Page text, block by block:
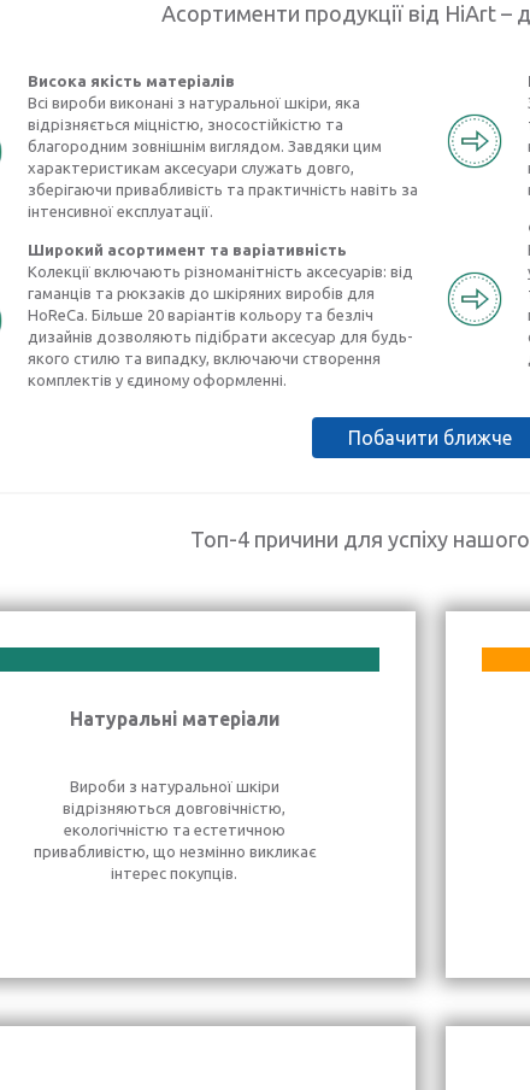
Асортименти продукції від HiArt –
Висока якість матеріалів
Всі вироби виконані з натуральної шкіри, яка
відрізняється міцністю, зносостійкістю та
благородним зовнішнім виглядом. Завдяки цим
характеристикам аксесуари служать довго,
зберігаючи привабливість та практичність навіть за
інтенсивної експлуатації.
Широкий асортимент та варіативність
Колекції включають різноманітність аксесуарів: від
гаманців та рюкзаків до шкіряних виробів для
HoReCa. Більше 20 варіантів кольору та безліч
дизайнів дозволяють підібрати аксесуар для будь-
якого стилю та випадку, включаючи створення
комплектів у єдиному оформленні.
Побачити ближче
Топ-4 причини для успіху
Натуральні матеріали
Вироби з натуральної шкіри
відрізняються довговічністю,
екологічністю та естетичною
привабливістю, що незмінно викликає
інтерес покупців.